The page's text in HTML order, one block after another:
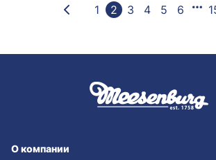
1 2 3 4 5 6
О компании